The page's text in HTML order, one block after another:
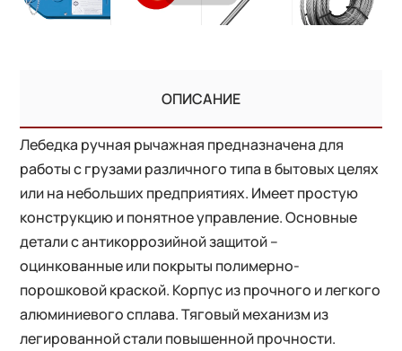
ОПИСАНИЕ
Лебедка ручная рычажная предназначена для
работы с грузами различного типа в бытовых целях
или на небольших предприятиях. Имеет простую
конструкцию и понятное управление. Основные
детали с антикоррозийной защитой –
оцинкованные или покрыты полимерно-
порошковой краской. Корпус из прочного и легкого
алюминиевого сплава. Тяговый механизм из
легированной стали повышенной прочности.